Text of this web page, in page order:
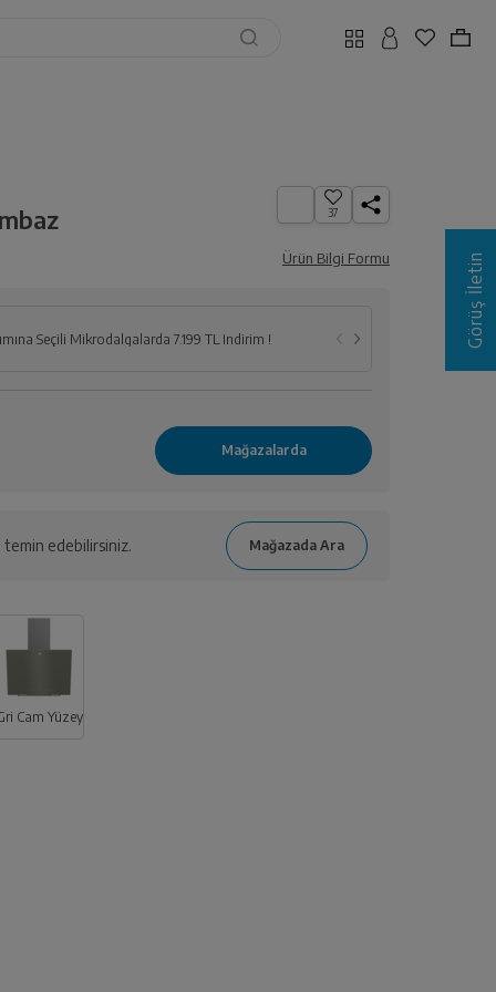
37
Ürün Bilgi Formu
Seçili Mikrodalgalarda 7.199 TL İndirim !
Seçili
temin edebilirsiniz.
Cam Yüzey
Görüş İletin